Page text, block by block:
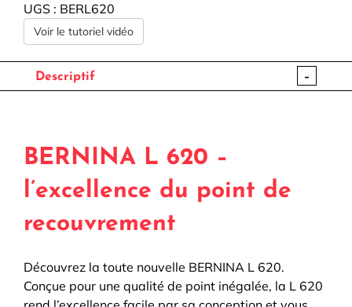
UGS : BERL620
Voir le tutoriel vidéo
Descriptif -
BERNINA L 620 –
l’excellence du point de
recouvrement
Découvrez la toute nouvelle BERNINA L 620.
Conçue pour une qualité de point inégalée, la L 620